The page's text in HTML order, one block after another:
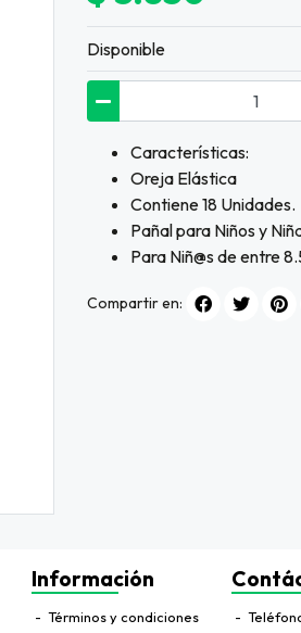
Disponible
Características:
Oreja Elástica
Contiene 18 Unidades.
Pañal para Niños y
Para Niñ@s de entre
Compartir en:
Información
Términos y condiciones